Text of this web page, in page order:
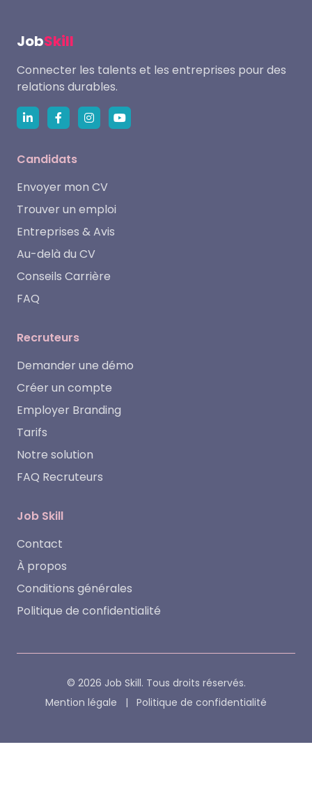
JobSkill
Connecter les talents et les entreprises pour des
relations durables.
Candidats
Envoyer mon CV
Trouver un emploi
Entreprises & Avis
Au-delà du CV
Conseils Carrière
FAQ
Recruteurs
Demander une démo
Créer un compte
Employer Branding
Tarifs
Notre solution
FAQ Recruteurs
Job Skill
Contact
À propos
Conditions générales
Politique de confidentialité
© 2026 Job Skill. Tous droits réservés.
Mention légale
| Politique de confidentialité